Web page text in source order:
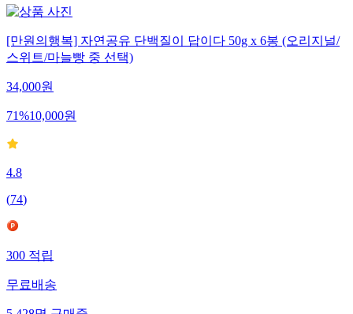
[만원의행복] 자연공유 단백질이 답이다 50g x 6봉 (오리지널/
스위트/마늘빵 중 선택)
34,000원
71%10,000원
4.8
(74)
300적립
무료배송